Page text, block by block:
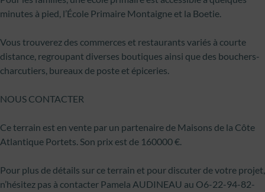
minutes à pied, l’École Primaire Montaigne et la Boetie.
Vous trouverez des commerces et restaurants variés à courte
distance, regroupant diverses boutiques ainsi que des bouchers-
charcutiers, bureaux de poste et épiceries.
NOUS CONTACTER
Ce terrain est en vente par un partenaire de Maisons de la Côte
Atlantique Portets. Son prix est de 160000 €.
Pour plus de détails sur ce terrain et pour discuter de votre projet,
n’hésitez pas à contacter Pamela AUDINEAU au O6-22-94-82-